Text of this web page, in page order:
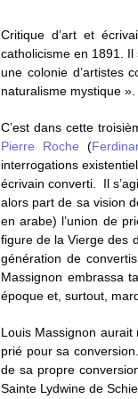
Critique d’art et
catholicisme en 1891.
une colonie d’artistes
naturalisme mystique ».
C’est dans cette
Pierre Roche
(
interrogations
écrivain converti. Il
alors part de sa vision
en arabe) l’union de
figure de la Vierge des
génération de
Massignon embrassa
époque et, surtout,
Louis Massignon
prié pour sa
de sa propre
Sainte Lydwine de